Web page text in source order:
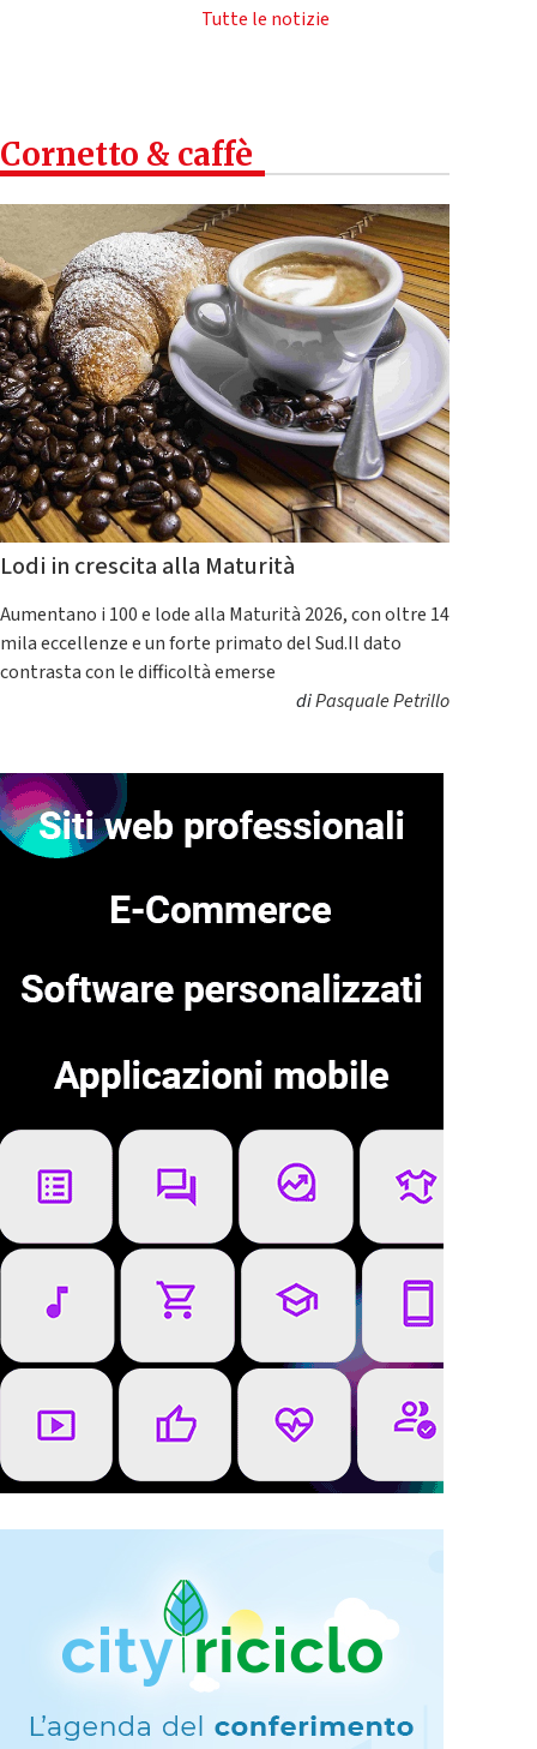
Tutte le notizie
Cornetto & caffè
Lodi in crescita alla Maturità
Aumentano i 100 e lode alla Maturità 2026, con oltre 14
mila eccellenze e un forte primato del Sud.Il dato
contrasta con le difficoltà emerse
diPasquale Petrillo